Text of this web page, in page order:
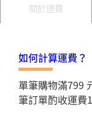
關於運費
如何計算運費？
單筆購物滿799
筆訂單酌收運費